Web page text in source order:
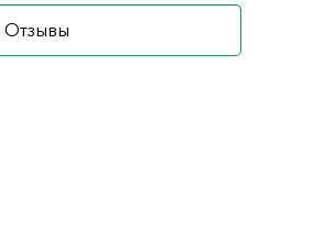
Отзывы